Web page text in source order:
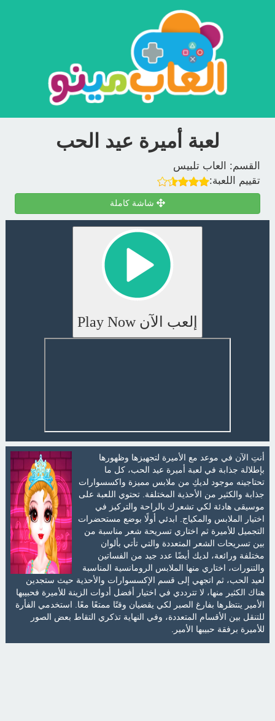
لعبة أميرة عيد الحب
القسم:
العاب تلبيس
تقييم اللعبة:
شاشة كاملة
إلعب الآن Play Now
أنتِ الآن في موعد مع الأميرة لتجهيزها وظهورها
بإطلالة جذابة في لعبة أميرة عيد الحب، كل ما
تحتاجينه موجود لديكِ من ملابس مميزة واكسسوارات
جذابة والكثير من الأحذية المختلفة. تحتوي اللعبة على
موسيقى هادئة لكي تشعرك بالراحة والتركيز في
اختيار الملابس والمكياج. ابدئي أولًا بوضع مستحضرات
التجميل للأميرة ثم اختاري تسريحة شعر مناسبة من
بين تسريحات الشعر المتعددة والتي تأتي بألوان
مختلفة ورائعة، لديك أيضًا عدد جيد من الفساتين
والتنورات، اختاري منها الملابس الرومانسية المناسبة
لعيد الحب، ثم اتجهي إلى قسم الإكسسوارات والأحذية حيث ستجدين
هناك الكثير منها، لا تترددي في اختيار أفضل أدوات الزينة للأميرة فحبيبها
الأمير ينتظرها بفارغ الصبر لكي يقضيان وقتًا ممتعًا معًا. استخدمي الفأرة
للتنقل بين الأقسام المتعددة، وفي النهاية تذكري التقاط بعض الصور
للأميرة برفقة حبيبها الأمير.